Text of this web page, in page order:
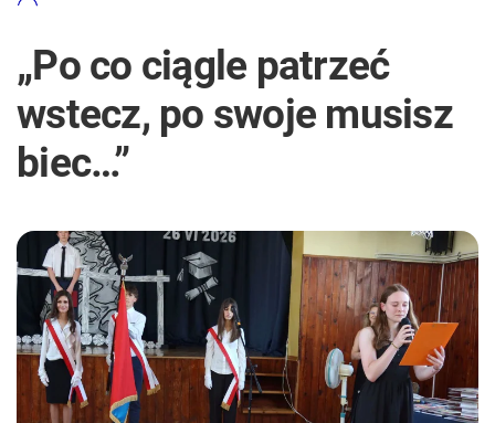
„Po co ciągle patrzeć
wstecz, po swoje musisz
biec…”